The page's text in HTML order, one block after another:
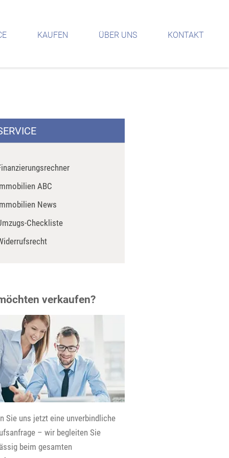
KAUFEN ÜBER UNS KONTAKT
ABC
News
Checkliste
verkaufen?
Sie uns jetzt eine unverbindliche
– wir begleiten Sie
beim gesamten